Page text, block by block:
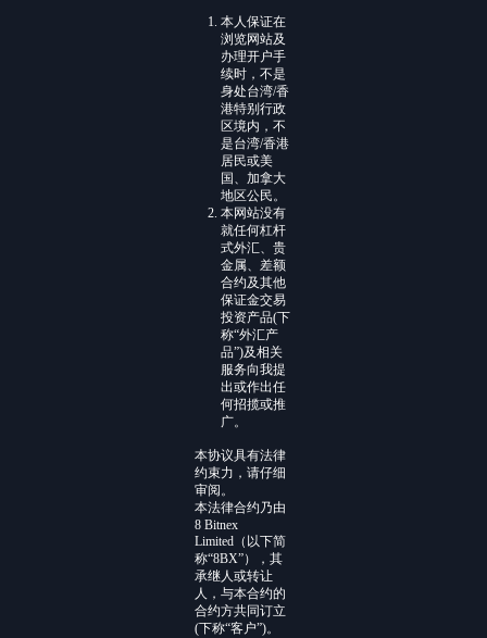
本人保证在
浏览网站及
办理开户手
续时，不是
身处台湾/香
港特别行政
区境内，不
是台湾/香港
居民或美
国、加拿大
地区公民。
本网站没有
就任何杠杆
式外汇、贵
金属、差额
合约及其他
保证金交易
投资产品(下
称“外汇产
品”)及相关
服务向我提
出或作出任
何招揽或推
广。
本协议具有法律
约束力，请仔细
审阅。
本法律合约乃由
8 Bitnex
Limited（以下简
称“8BX”），其
承继人或转让
人，与本合约的
合约方共同订立
(下称“客户”)。